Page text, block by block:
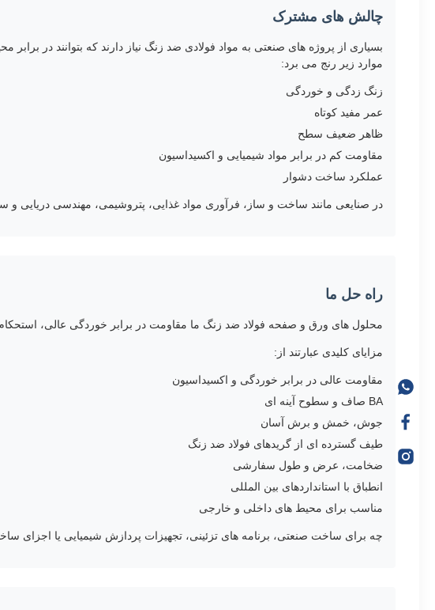
چالش های مشترک
بسیاری از پروژه های صنعتی به مواد فولادی ضد زنگ نیاز دارند که بتوانند در
موارد زیر رنج می برد:
زنگ زدگی و خوردگی
عمر مفید کوتاه
ظاهر ضعیف سطح
مقاومت کم در برابر مواد شیمیایی و اکسیداسیون
عملکرد ساخت دشوار
در صنایعی مانند ساخت و ساز، فرآوری مواد غذایی، پتروشیمی، مهندسی دریایی و
راه حل ما
محلول های ورق و صفحه فولاد ضد زنگ ما مقاومت در برابر خوردگی عالی،
مزایای کلیدی عبارتند از:
مقاومت عالی در برابر خوردگی و اکسیداسیون
BA صاف و سطوح آینه ای
جوش، خمش و برش آسان
طیف گسترده ای از گریدهای فولاد ضد زنگ
ضخامت، عرض و طول سفارشی
انطباق با استانداردهای بین المللی
مناسب برای محیط های داخلی و خارجی
چه برای ساخت صنعتی، برنامه های تزئینی، تجهیزات پردازش شیمیایی یا اجزای